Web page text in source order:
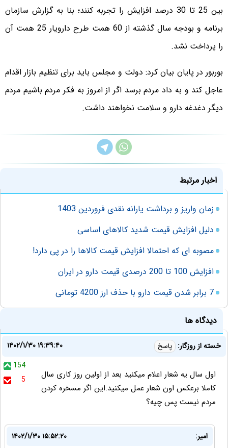
بین 25 تا 30 درصد افزایش را تجربه کنند؛ بنا به گزارش سازمان
برنامه و بودجه سال گذشته از 60 همت طرح دارویار 25 همت آن
را پرداخت نشد.
بوربور در پایان بیان کرد: دولت و مجلس باید برای تنظیم بازار اقدام
عاجل کند و به داد مردم برسد اگر از امروز به فکر مردم باشیم مردم
دیگر دغدغه دارو و سلامت نخواهند داشت.
اخبار مرتبط
زمان واریز و برداشت یارانه نقدی فروردین 1403
دلیل افزایش قیمت شدید کالاهای اساسی
مصوبه ای که احتمالا افزایش قیمت کالاها را در پی دارد!
افزایش 100 تا 200 درصدی قیمت دارو در ایران
7 برابر شدن قیمت دارو با حذف ارز 4200 تومانی
دیدگاه ها
خسته از روزگار: پاسخ
۱۴۰۲/۱/۳۰ ۱۹:۳۹:۴۰
154
5
اول سال یه شعار اعلام میکنید بعد از اولین روز کاری سال
کاملا برعکس اون شعار عمل میکنید.این اگر مسخره کردن
مردم نیست پس چیه؟
امیر:
۱۴۰۲/۱/۳۰ ۱۵:۵۲:۲۰